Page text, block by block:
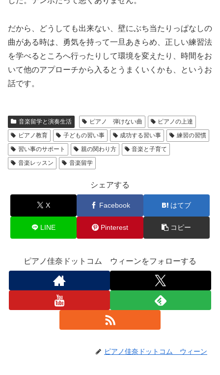
だから、どうしても出来ない、壁にぶち当たりっぱなしの
曲がある時は、勇気を持って一旦あきらめ、正しい練習法
を学べるところへ行ったりして環境を変えたり、時間をお
いて他のアプローチから入るとうまくいくかも、というお
話です。
音楽留学と演奏生活 ピアノ 弾けない曲
ピアノの上達
ピアノ教育
子どもの習い事 成功する習い事
練習の習慣
習い事のサポート
親の関わり方
音楽と子育て
音楽レッスン
音楽留学
シェアする
X Facebook はてブ
LINE Pinterest コピー
ピアノ佳奈ドットコム ウィーンをフォローする
ピアノ佳奈ドットコム ウィーン